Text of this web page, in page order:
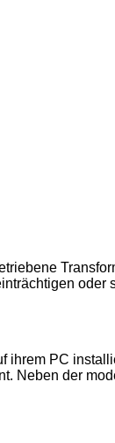
oder
ihrem PC
Neben der